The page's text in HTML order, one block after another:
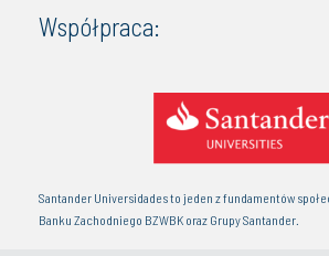
Współpraca:
Santander Universidades to jeden z fundamentów
Banku Zachodniego BZWBK oraz Grupy Santander.